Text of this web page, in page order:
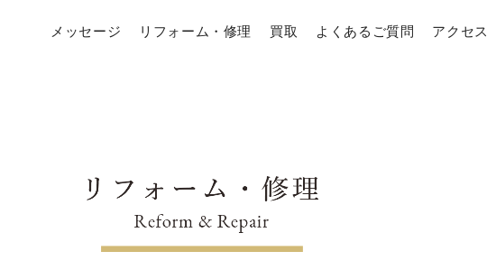
メッセージ リフォーム・修理 買取 よくあるご質問 アクセス